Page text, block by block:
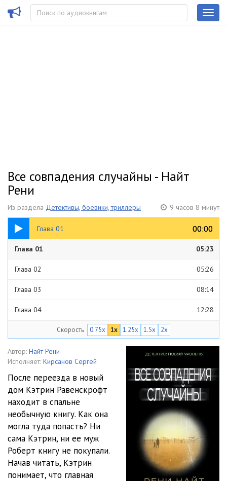
Все совпадения случайны - Найт
Рени
Из раздела Детективы, боевики, триллеры 9 часов 8 минут
Глава 01 00:00
00:00
05:23
Глава 01 05:23
Глава 02 05:26
Глава 03 08:14
Глава 04 12:28
Глава 06
14:11
Глава 08 08:39
Глава 09
Глава 10 05:45
Глава 11 12:11
Глава 12
Скорость 0.75x 1x 1.25x 1.5x 2x
Автор: Найт Рени
Исполняет: Кирсанов Сергей
После переезда в новый
дом Кэтрин Равенскрофт
находит в спальне
необычную книгу. Как она
могла туда попасть? Ни
сама Кэтрин, ни ее муж
Роберт книгу не покупали.
Начав читать, Кэтрин
понимает, что главная